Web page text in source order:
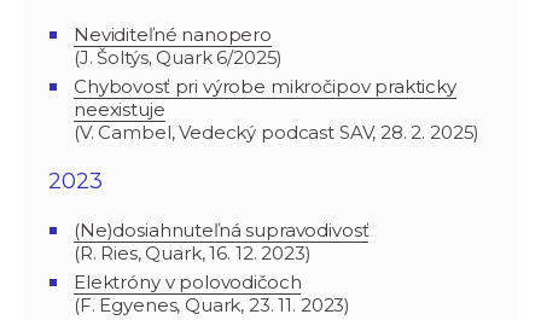
Neviditeľné nanopero
(J. Šoltýs, Quark 6/2025)
Chybovosť pri výrobe mikročipov prakticky
neexistuje
(V. Cambel, Vedecký podcast SAV, 28. 2. 2025)
2023
(Ne)dosiahnuteľná supravodivosť
(R. Ries, Quark, 16. 12. 2023)
Elektróny v polovodičoch
(F. Egyenes, Quark, 23. 11. 2023)